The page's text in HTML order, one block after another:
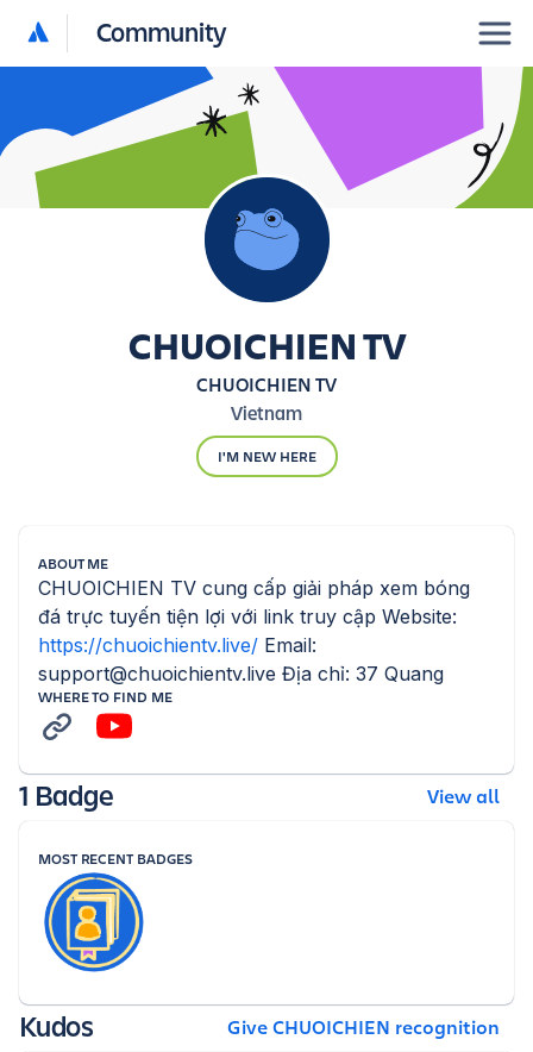
Community
CHUOICHIEN TV
I'M NEW HERE
CHUOICHIEN TV
Vietnam
1 Badge View all
MOST RECENT BADGES
Kudos Give CHUOICHIEN recognition
ABOUT ME
CHUOICHIEN TV cung cấp giải pháp xem bóng
https://chuoichientv.live/ Email:
support@chuoichientv.live Địa chỉ: 37 Quang
WHERE TO FIND ME